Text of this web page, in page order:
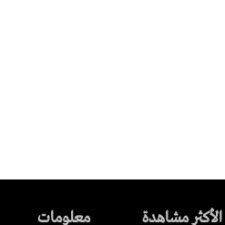
الأكثر مشاهدة معلومات